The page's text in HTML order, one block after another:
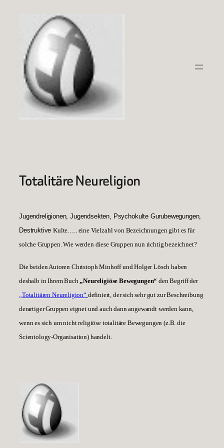
springen
Totalitäre Neureligion
Jugendreligionen, Jugendsekten, Psychokulte Gurubewegungen,
DestruktiveKulte….. eine Vielzahl von Bezeichnungen gibt es für
solche Gruppen. Wie werden diese Gruppen nun richtig bezeichnet?
Die beiden Autoren Christoph Minhoff und Holger Lösch haben
deshalb in Ihrem Buch„Neureligiöse Bewegungen“ den Begriff der
„Totalitären Neureligion“ definiert, der sich sehr gut zur Beschreibung
derartiger Gruppen eignet und auch dann angewandt werden kann,
wenn es sich um nicht religiöse totalitäre Bewegungen (z.B. die
Scientology-Organisation) handelt.